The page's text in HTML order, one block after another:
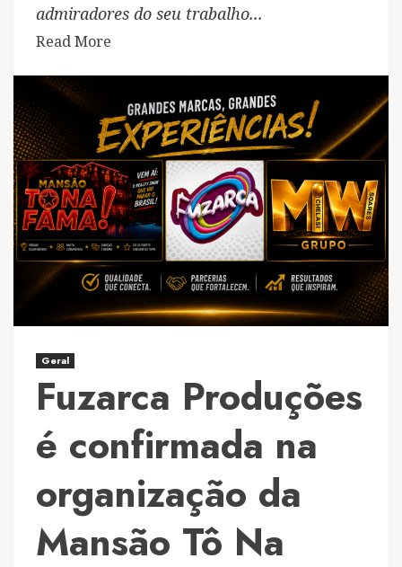
admiradores do seu trabalho...
Read More
Profeta
JHOMA
volta
ao
Rio
de
Janeiro
e
intensifica
ações
de
apoio
por
do
projeto
de
oração
Geral
Fuzarca Produções
é confirmada na
organização da
Mansão Tô Na